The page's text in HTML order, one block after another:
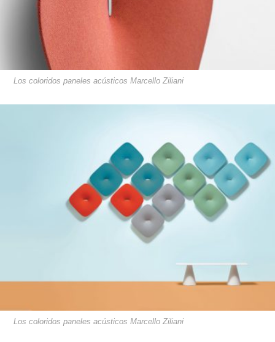
Los coloridos paneles acústicos Marcello Ziliani
Los coloridos paneles acústicos Marcello Ziliani